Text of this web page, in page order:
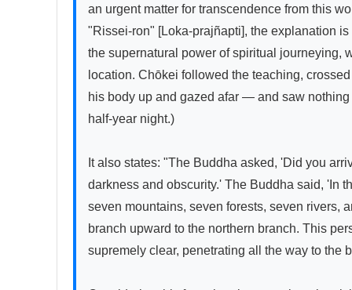
an urgent matter for transcendence from this
"Rissei-ron" [Loka-prajñapti], the explanation
the supernatural power of spiritual journeying,
location. Chōkei followed the teaching,
his body up and gazed afar — and saw
half-year night.)
It also states: "The Buddha asked, 'Did you
darkness and obscurity.' The Buddha said, 'In
seven mountains, seven forests, seven rivers,
branch upward to the northern branch. This
supremely clear, penetrating all the way to the